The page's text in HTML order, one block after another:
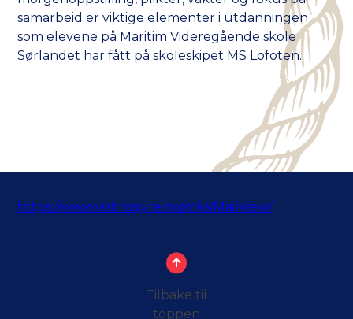
samarbeid er viktige elementer i utdanningen
som elevene på Maritim Videregående skole
Sørlandet har fått på skoleskipet MS Lofoten.
https://www.visbrosjyre.no/mks/MailView/
Tilbake til
toppen